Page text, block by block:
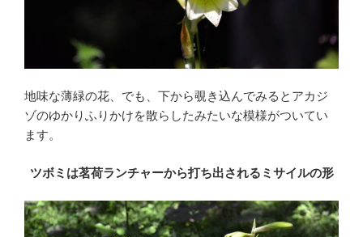
地味な薄緑の花、でも、下から覗き込んでみるとアカジ
ゾのゆかりふりかけを散らしたみたいな模様がついてい
ます。
ツボミは茗荷ランチャーから打ち出されるミサイルの形